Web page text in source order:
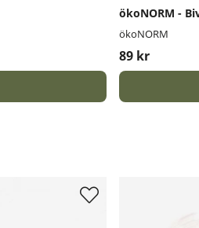
ökoNORM -
ökoNORM
89 kr